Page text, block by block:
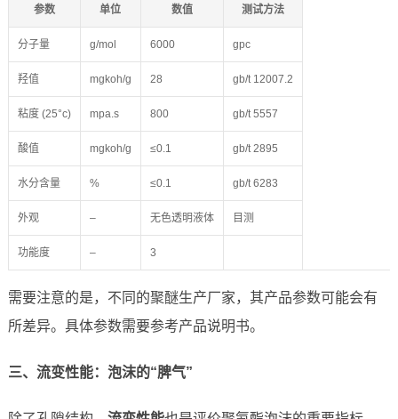
参数 单位 数值 测试方法
分子量 g/mol 6000 gpc
羟值 mgkoh/g 28 gb/t 12007.2
粘度 (25°c) mpa.s 800 gb/t 5557
酸值 mgkoh/g ≤0.1 gb/t 2895
水分含量 % ≤0.1 gb/t 6283
外观 – 无色透明液体 目测
功能度 – 3
需要注意的是，不同的聚醚生产厂家，其产品参数可能会有
所差异。具体参数需要参考产品说明书。
三、流变性能：泡沫的“脾气”